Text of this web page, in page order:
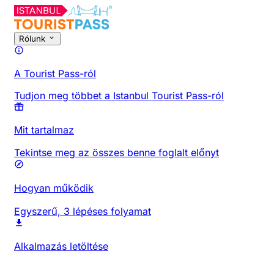
Rólunk
A Tourist Pass-ról
Tudjon meg többet a Istanbul Tourist Pass-ról
Mit tartalmaz
Tekintse meg az összes benne foglalt előnyt
Hogyan működik
Egyszerű, 3 lépéses folyamat
Alkalmazás letöltése